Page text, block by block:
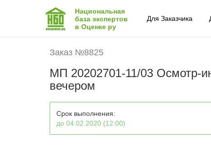
Национальная
база экспертов
в Оценке ру
Для Заказчика
Заказ №8825
МП 20202701-11/03 Осмотр-
вечером
Срок выполнения:
до 04.02.2020 (12:00)